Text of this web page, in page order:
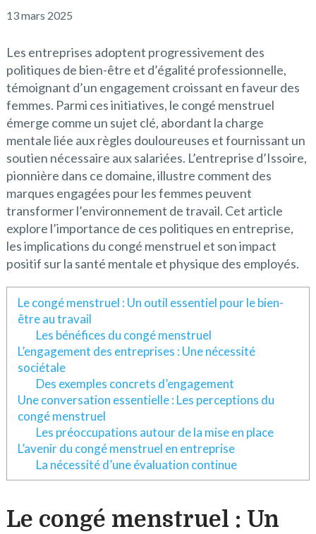
13 mars 2025
Les entreprises adoptent progressivement des
politiques de bien-être et d’égalité professionnelle,
témoignant d’un engagement croissant en faveur des
femmes. Parmi ces initiatives, le congé menstruel
émerge comme un sujet clé, abordant la charge
mentale liée aux règles douloureuses et fournissant un
soutien nécessaire aux salariées. L’entreprise d’Issoire,
pionnière dans ce domaine, illustre comment des
marques engagées pour les femmes peuvent
transformer l’environnement de travail. Cet article
explore l’importance de ces politiques en entreprise,
les implications du congé menstruel et son impact
positif sur la santé mentale et physique des employés.
Le congé menstruel : Un outil essentiel pour le bien-
être au travail
Les bénéfices du congé menstruel
L’engagement des entreprises : Une nécessité
sociétale
Des exemples concrets d’engagement
Une conversation essentielle : Les perceptions du
congé menstruel
Les préoccupations autour de la mise en place
L’avenir du congé menstruel en entreprise
La nécessité d’une évaluation continue
Le congé menstruel : Un